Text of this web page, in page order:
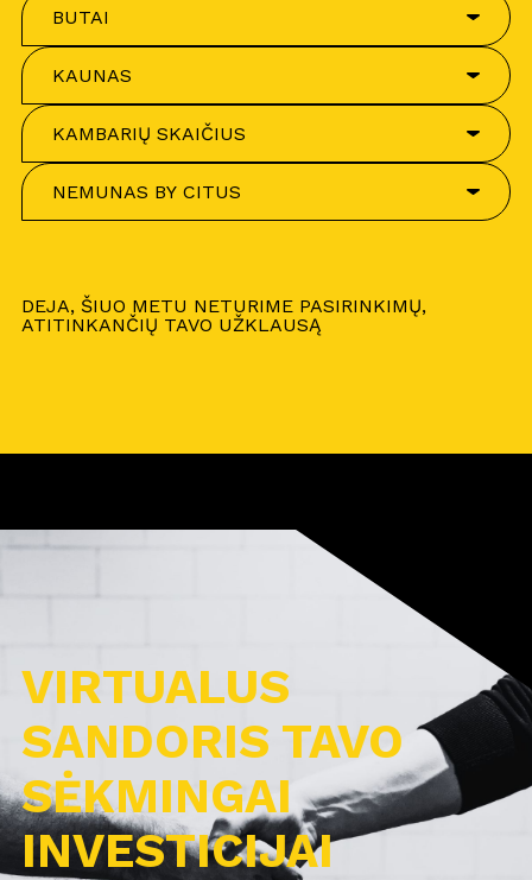
BUTAI
KAUNAS
KAMBARIŲ SKAIČIUS
NEMUNAS BY CITUS
DEJA, ŠIUO METU NETURIME PASIRINKIMŲ,
ATITINKANČIŲ TAVO UŽKLAUSĄ
VIRTUALUS
SANDORIS TAVO
SĖKMINGAI
INVESTICIJAI